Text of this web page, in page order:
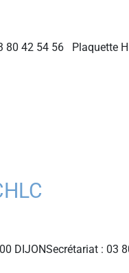
80 42 54 56 Plaquette
DIJONSecrétariat : 03